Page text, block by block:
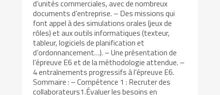
d’unités commerciales, avec de nombreux
documents d’entreprise. – Des missions qui
font appel à des simulations orales (jeux de
rôles) et aux outils informatiques (texteur,
tableur, logiciels de planification et
d’ordonnancement…). – Une présentation de
l’épreuve E6 et de la méthodologie attendue. –
4 entraînements progressifs à l’épreuve E6.
Sommaire : – Compétence 1 : Recruter des
collaborateurs1.Évaluer les besoins en